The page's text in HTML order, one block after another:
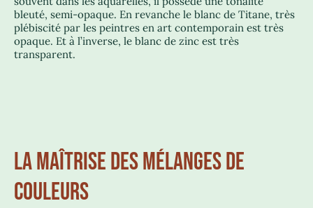
bleuté, semi-opaque. En revanche le blanc de Titane, très
plébiscité par les peintres en art contemporain est très
opaque. Et à l’inverse, le blanc de zinc est très
transparent.
LA MAÎTRISE DES MÉLANGES DE
COULEURS